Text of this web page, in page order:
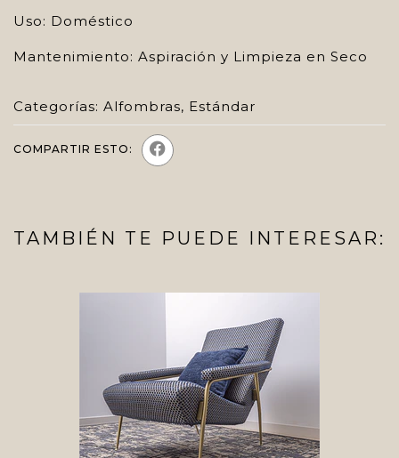
Uso: Doméstico
Mantenimiento: Aspiración y Limpieza en Seco
Categorías: Alfombras, Estándar
COMPARTIR ESTO:
TAMBIÉN TE PUEDE INTERESAR: